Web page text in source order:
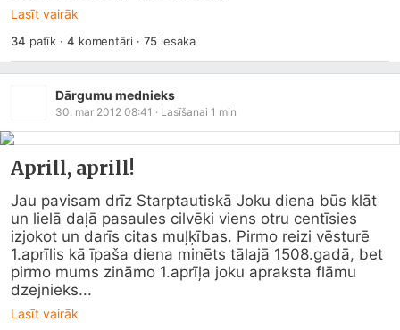
Lasīt vairāk
34 patīk · 4 komentāri · 75 iesaka
Dārgumu mednieks
30. mar 2012 08:41 · Lasīšanai 1 min
Aprill, aprill!
Jau pavisam drīz Starptautiskā Joku diena būs klāt
un lielā daļā pasaules cilvēki viens otru centīsies
izjokot un darīs citas muļķības. Pirmo reizi vēsturē
1.aprīlis kā īpaša diena minēts tālajā 1508.gadā, bet
pirmo mums zināmo 1.aprīļa joku apraksta flāmu
dzejnieks...
Lasīt vairāk